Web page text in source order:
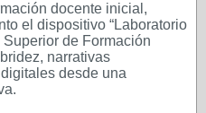
docente inicial,
el dispositivo “Laboratorio
de Formación
narrativas
desde una